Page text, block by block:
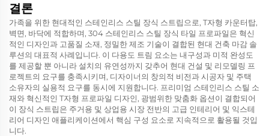
결론
가족을 위한 현대적인 스테인리스 스틸 장식 스트립으로, T자형 카운터탑,
벽면, 바닥에 적합하며, 304 스테인리스 스틸 장식 타일 프로파일은 혁신
적인 디자인과 고품질 소재, 정밀한 제조 기술이 결합된 현대 건축 마감 솔
루션의 대표적 사례입니다. 이 다용도 트림 요소는 내구성과 미적 완성도
를 제공할 뿐 아니라 설치의 유연성까지 갖추어 현대 건설 및 리모델링 프
로젝트의 요구를 충족시키며, 디자이너의 창의적 비전과 시공자 및 주택
소유자의 실용적 요구를 동시에 지원합니다. 프리미엄 스테인리스 스틸 소
재와 혁신적인 T자형 프로파일 디자인, 광범위한 맞춤화 옵션이 결합되어
이 장식 스트립은 주거용 및 상업용 시장 전반의 고급 인테리어 및 익스테
리어 디자인 애플리케이션에서 핵심 구성 요소로 지속적으로 활용될 것입
니다.